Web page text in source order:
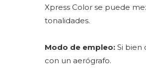
Xpress Color se puede
tonalidades.
Modo de empleo: Si bien
con un aerógrafo.